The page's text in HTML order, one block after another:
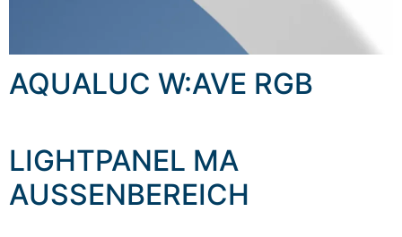
AQUALUC W:AVE RGB
LIGHTPANEL MA
AUSSENBEREICH